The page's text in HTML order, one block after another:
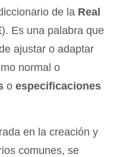
de la Real
). Es una palabra que
ajustar o adaptar
normal o
o especificaciones
en la creación y
comunes, se